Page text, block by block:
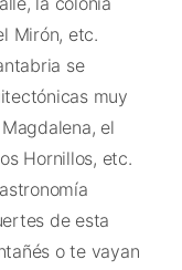
Mirón, etc.
se
muy
el
Hornillos, etc.
de esta
o te vayan